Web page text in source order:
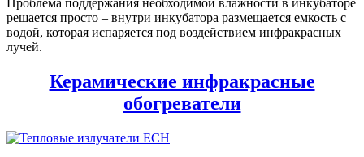
решается просто – внутри инкубатора размещается емкость с
водой, которая испаряется под воздействием инфракрасных
лучей.
Керамические инфракрасные
обогреватели